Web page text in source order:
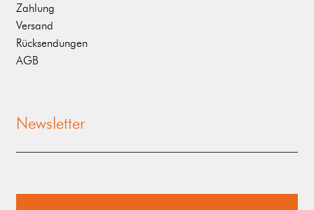
Zahlung
Versand
Rücksendungen
AGB
Newsletter